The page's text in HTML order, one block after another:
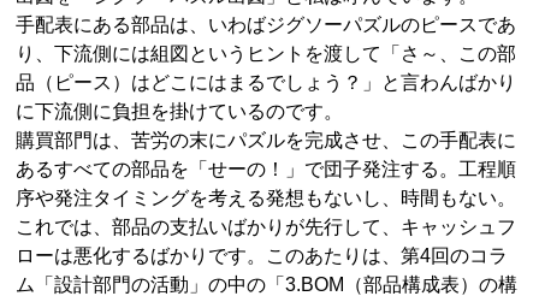
手配表にある部品は、いわばジグソーパズルのピースであ
り、下流側には組図というヒントを渡して「さ～、この部
品（ピース）はどこにはまるでしょう？」と言わんばかり
に下流側に負担を掛けているのです。
購買部門は、苦労の末にパズルを完成させ、この手配表に
あるすべての部品を「せーの！」で団子発注する。工程順
序や発注タイミングを考える発想もないし、時間もない。
これでは、部品の支払いばかりが先行して、キャッシュフ
ローは悪化するばかりです。このあたりは、第4回のコラ
ム「設計部門の活動」の中の「3.BOM（部品構成表）の構